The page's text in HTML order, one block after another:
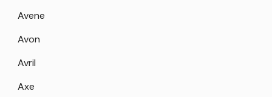
Avene
Avon
Avril
Axe